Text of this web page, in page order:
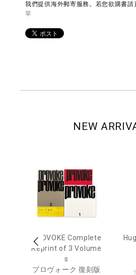
我們提供海外郵寄服務。若您欲購書請
單
NEW
PROVOKE Complete
Reprint of 3 Volume
s
プロヴォーク 復刻版